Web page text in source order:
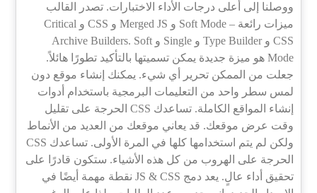
ووصلنا إلى أعلى درجات الأداء الاختبارات. تصدر القالب
ميزات رائعة – Soft Mode و Merged JS و CSS و Critical
CSS و Type Builder و Single و Archive Builders. Soft
Mode هو ميزة جديدة يمكن تسميتها بالتأكيد تطورًا هائلاً.
جعلت من الممكن تحرير أي شيء. يمكنك إنشاء موقع دون
لمس سطر واحد من التعليمات البرمجية باستخدام أدوات
إنشاء المواقع الكاملة. تساعدك CSS الحرجة على تقليل
وقت عرض موقعك. قد يعاني موقعك من العديد من الأنماط
ولكن لم يتم استخدامها كلها في المرة الأولى. تساعدك CSS
الحرجة على الهروب من كل هذه الأشياء. ستكون قادرًا على
تحقيق أداء عالٍ. يعد دمج JS & CSS نقطة مهمة أيضًا في